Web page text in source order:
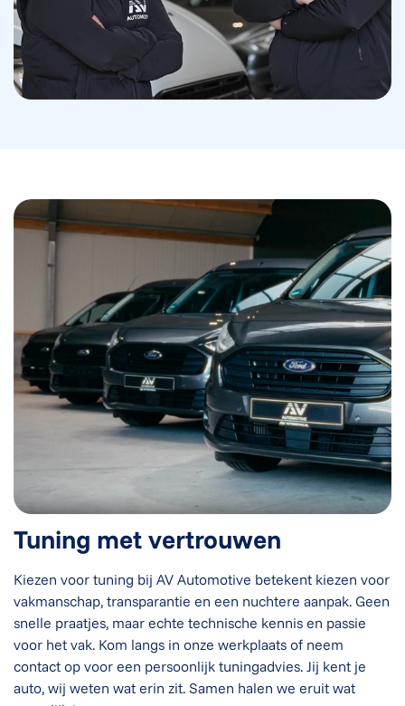
Tuning met vertrouwen
Kiezen voor tuning bij AV Automotive betekent kiezen voor
vakmanschap, transparantie en een nuchtere aanpak. Geen
snelle praatjes, maar echte technische kennis en passie
voor het vak. Kom langs in onze werkplaats of neem
contact op voor een persoonlijk tuningadvies. Jij kent je
auto, wij weten wat erin zit. Samen halen we eruit wat